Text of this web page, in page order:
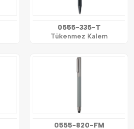
0555-335-T
Tükenmez Kalem
0555-820-FM